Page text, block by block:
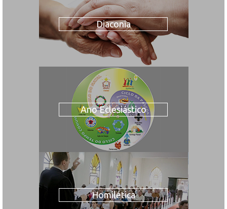
Diaconia
Ano Eclesiástico
Homilética